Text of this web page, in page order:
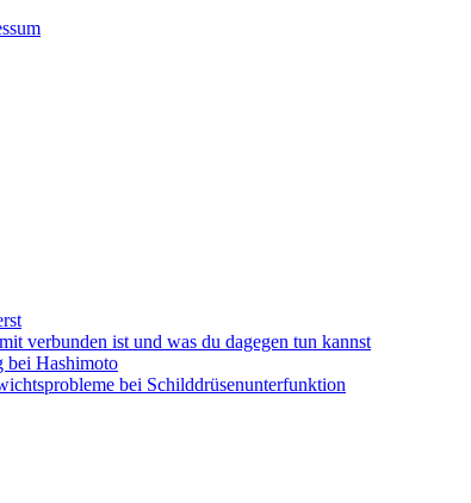
verbunden ist und was du dagegen tun kannst
bei Hashimoto
bei Schilddrüsenunterfunktion